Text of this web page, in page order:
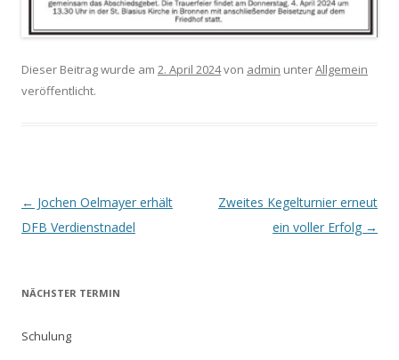
Dieser Beitrag wurde am 2. April 2024von admin unterAllgemein
veröffentlicht.
Beitrags-
Navigation
← Jochen Oelmayer erhält
DFB Verdienstnadel
Zweites Kegelturnier erneut
ein voller Erfolg →
NÄCHSTER TERMIN
Schulung